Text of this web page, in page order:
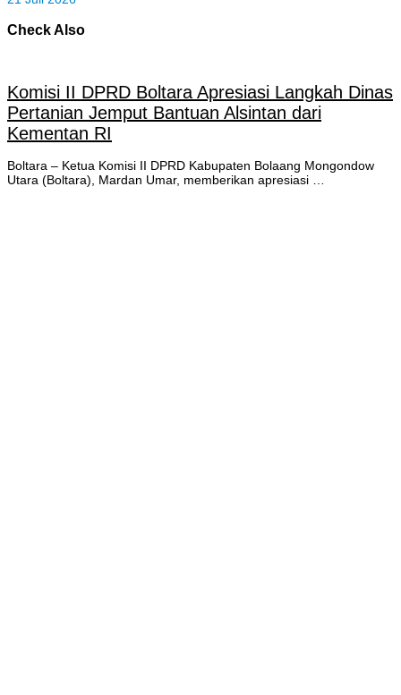
Check Also
Komisi II DPRD Boltara Apresiasi Langkah Dinas
Pertanian Jemput Bantuan Alsintan dari
Kementan RI
Boltara – Ketua Komisi II DPRD Kabupaten Bolaang Mongondow
Utara (Boltara), Mardan Umar, memberikan apresiasi …